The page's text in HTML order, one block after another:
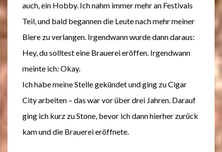
auch, ein Hobby. Ich nahm immer mehr an Festivals
Teil, und bald begannen die Leute nach mehr meiner
Biere zu verlangen. Irgendwann wurde dann daraus:
Hey, du solltest eine Brauerei eröffen. Irgendwann
meinte ich: Okay.
Ich habe meine Stelle gekündet und ging zu Cigar
City arbeiten – das war vor über drei Jahren. Darauf
ging ich kurz zu Stone, bevor ich dann hierher zurück
kam und die Brauerei eröffnete.